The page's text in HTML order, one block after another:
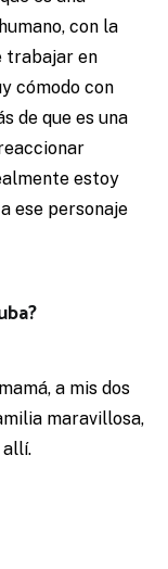
con la
trabajar en
cómodo con
de que es una
estoy
ese personaje
a mis dos
maravillosa,
allí.